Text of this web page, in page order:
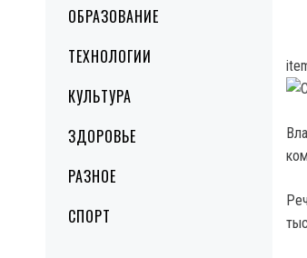
ОБРАЗОВАНИЕ
ТЕХНОЛОГИИ
КУЛЬТУРА
ЗДОРОВЬЕ
РАЗНОЕ
СПОРТ